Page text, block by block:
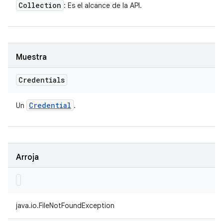
Collection : Es el alcance de la API.
Muestra
Credentials
Un Credential .
Arroja
java.io.FileNotFoundException